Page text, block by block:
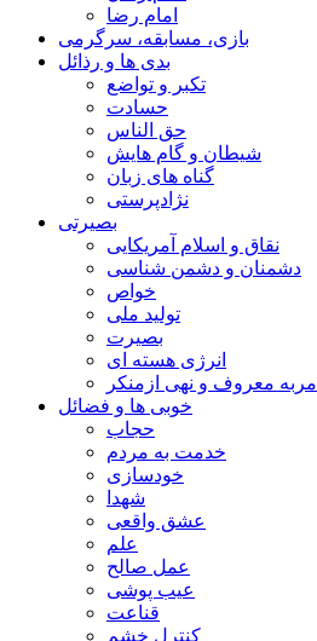
امام رضا
بازی، مسابقه، سرگرمی
بدی ها و رذائل
تکبر و تواضع
حسادت
حق الناس
شیطان و گام هایش
گناه های زبان
نژادپرستی
بصیرتی
نقاق و اسلام آمریکایی
دشمنان و دشمن شناسی
خواص
تولید ملی
بصیرت
انرژی هسته ای
امربه معروف و نهی ازمنکر
خوبی ها و فضائل
حجاب
خدمت به مردم
خودسازی
شهدا
عشق واقعی
علم
عمل صالح
عیب پوشی
قناعت
کنترل خشم